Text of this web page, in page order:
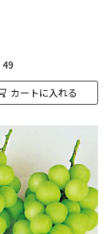
49
カートに入れる